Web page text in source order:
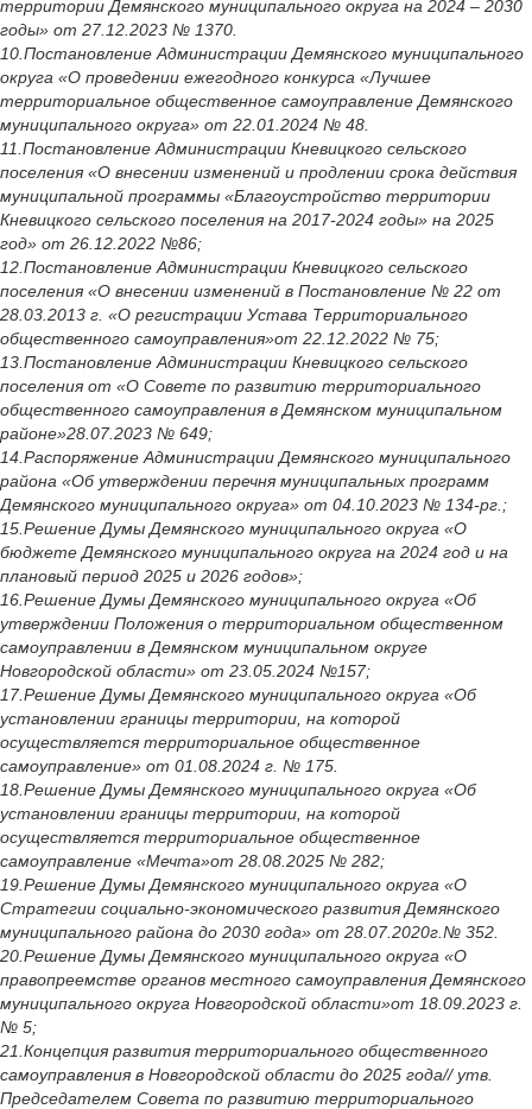
территории Демянского муниципального округа на 2024 – 2030
годы» от 27.12.2023 № 1370.
10.Постановление Администрации Демянского муниципального
округа «О проведении ежегодного конкурса «Лучшее
территориальное общественное самоуправление Демянского
муниципального округа» от 22.01.2024 № 48.
11.Постановление Администрации Кневицкого сельского
поселения «О внесении изменений и продлении срока действия
муниципальной программы «Благоустройство территории
Кневицкого сельского поселения на 2017-2024 годы» на 2025
год» от 26.12.2022 №86;
12.Постановление Администрации Кневицкого сельского
поселения «О внесении изменений в Постановление № 22 от
28.03.2013 г. «О регистрации Устава Территориального
общественного самоуправления»от 22.12.2022 № 75;
13.Постановление Администрации Кневицкого сельского
поселения от «О Совете по развитию территориального
общественного самоуправления в Демянском муниципальном
районе»28.07.2023 № 649;
14.Распоряжение Администрации Демянского муниципального
района «Об утверждении перечня муниципальных программ
Демянского муниципального округа» от 04.10.2023 № 134-рг.;
15.Решение Думы Демянского муниципального округа «О
бюджете Демянского муниципального округа на 2024 год и на
плановый период 2025 и 2026 годов»;
16.Решение Думы Демянского муниципального округа «Об
утверждении Положения о территориальном общественном
самоуправлении в Демянском муниципальном округе
Новгородской области» от 23.05.2024 №157;
17.Решение Думы Демянского муниципального округа «Об
установлении границы территории, на которой
осуществляется территориальное общественное
самоуправление» от 01.08.2024 г. № 175.
18.Решение Думы Демянского муниципального округа «Об
установлении границы территории, на которой
осуществляется территориальное общественное
самоуправление «Мечта»от 28.08.2025 № 282;
19.Решение Думы Демянского муниципального округа «О
Стратегии социально-экономического развития Демянского
муниципального района до 2030 года» от 28.07.2020г.№ 352.
20.Решение Думы Демянского муниципального округа «О
правопреемстве органов местного самоуправления Демянского
муниципального округа Новгородской области»от 18.09.2023 г.
№ 5;
21.Концепция развития территориального общественного
самоуправления в Новгородской области до 2025 года// утв.
Председателем Совета по развитию территориального